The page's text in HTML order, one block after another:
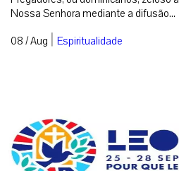
Nossa Senhora mediante a difusão...
08 / Aug | Espiritualidade